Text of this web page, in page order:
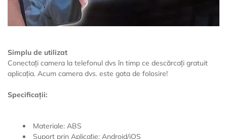
Simplu de utilizat
Conectați camera la telefonul dvs în timp ce descărcați gratuit
aplicația. Acum camera dvs. este gata de folosire!
Specificații:
Materiale: ABS
Suport prin Aplicație: Android/iOS